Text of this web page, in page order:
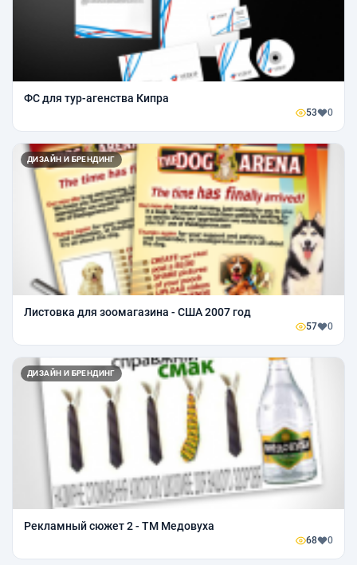
ФС для тур-агенства Кипра
53 0
ДИЗАЙН И БРЕНДИНГ
Листовка для зоомагазина - США 2007 год
57 0
ДИЗАЙН И БРЕНДИНГ
Рекламный сюжет 2 - ТМ Медовуха
68 0